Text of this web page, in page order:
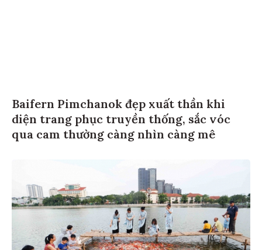
Baifern Pimchanok đẹp xuất thần khi
diện trang phục truyền thống, sắc vóc
qua cam thường càng nhìn càng mê